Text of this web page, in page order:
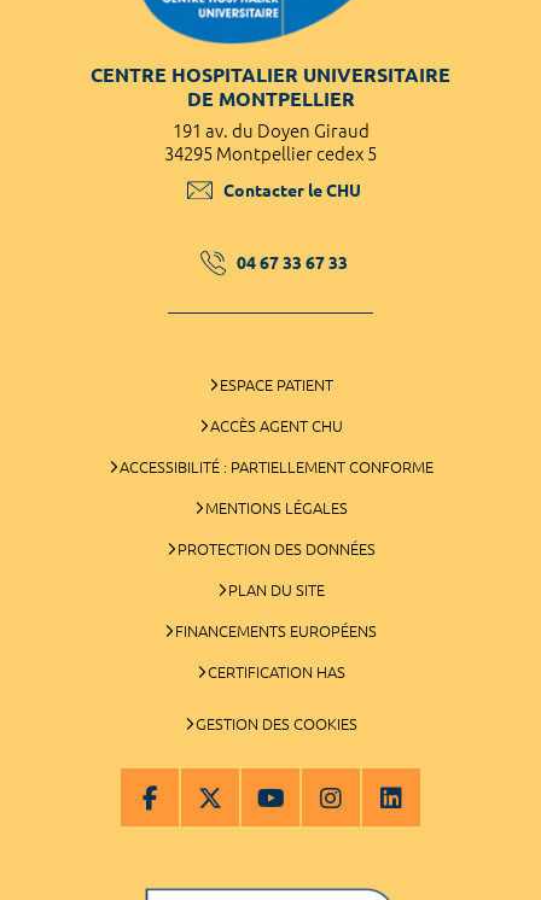
CENTRE HOSPITALIER UNIVERSITAIRE
DE MONTPELLIER
191 av. du Doyen Giraud
34295 Montpellier cedex 5
Contacter le CHU
04 67 33 67 33
ESPACE PATIENT
ACCÈS AGENT CHU
ACCESSIBILITÉ : PARTIELLEMENT CONFORME
MENTIONS LÉGALES
PROTECTION DES DONNÉES
PLAN DU SITE
FINANCEMENTS EUROPÉENS
CERTIFICATION HAS
GESTION DES COOKIES